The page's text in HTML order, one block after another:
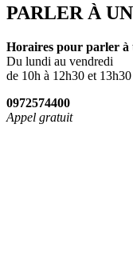
PARLER À
Horaires pour parler à
Du lundi au vendredi
de 10h à 12h30 et
0972574400
Appel gratuit